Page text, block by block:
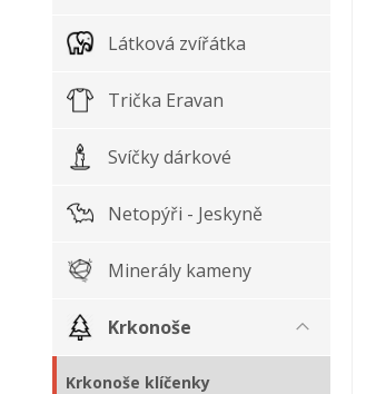
Látková zvířátka
Trička Eravan
Svíčky dárkové
Netopýři - Jeskyně
Minerály kameny
Krkonoše
Krkonoše klíčenky